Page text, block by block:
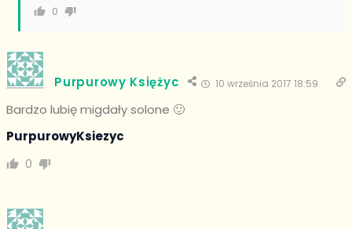
0
Purpurowy Księżyc 10 września 2017 18:59
Bardzo lubię migdały solone 🙂
PurpurowyKsiezyc
0